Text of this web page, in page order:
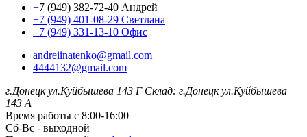
+7 (949) 382-72-40 Андрей
+7 (949) 401-08-29 Светлана
+7 (949) 331-13-10 Офис
andreiinatenko@gmail.com
4444132@gmail.com
г.Донецк ул.Куйбышева 143 Г Склад: г.Донецк ул.Куйбышева
143 А
Время работы с 8:00-16:00
Сб-Вс - выходной